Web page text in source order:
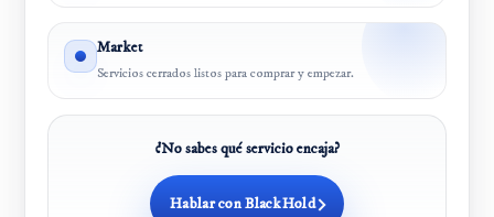
Market
Servicios cerrados listos para comprar y empezar.
¿No sabes qué servicio encaja?
Hablar con BlackHold